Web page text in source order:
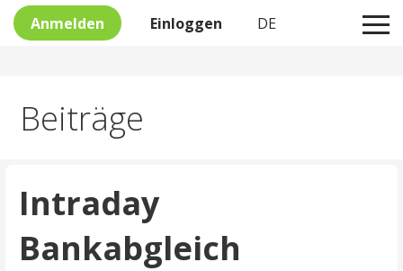
content
Anmelden Einloggen DE
Beiträge
Intraday
Bankabgleich